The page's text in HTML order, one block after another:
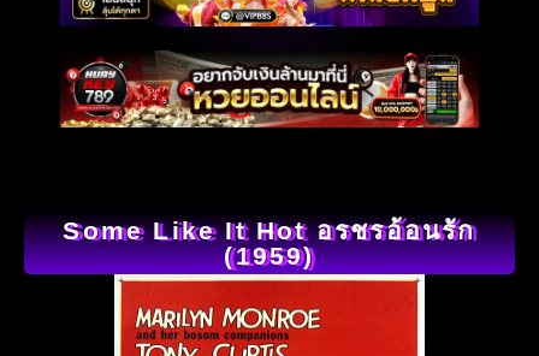
Some Like It Hot อรชรอ้อนรัก
(1959)